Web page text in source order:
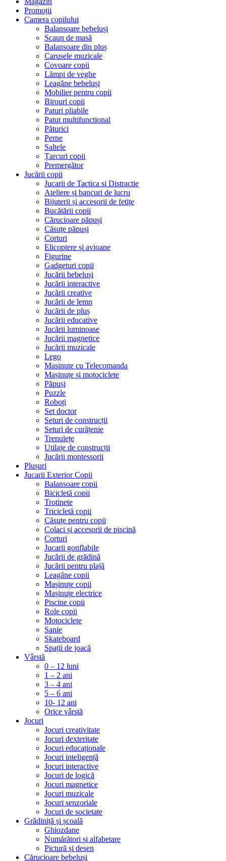
Promoții
Camera copilului
Balansoare bebeluși
Scaun de masă
Balansoare din pluș
Carusele muzicale
Covoare copii
Lămpi de veghe
Leagăne bebeluși
Mobilier pentru copii
Birouri copii
Paturi pliabile
Patut multifunctional
Păturici
Perne
Saltele
Țarcuri copii
Premergător
Jucării copii
Jucarii de Tactica si Distractie
Ateliere și bancuri de lucru
Bijuterii și accesorii de fetițe
Bucătării copii
Cărucioare păpuși
Căsuțe păpuși
Corturi
Elicoptere și avioane
Figurine
Gadgeturi copii
Jucării bebeluși
Jucării interactive
Jucării creative
Jucării de lemn
Jucării de pluș
Jucării educative
Jucării luminoase
Jucării magnetice
Jucării muzicale
Lego
Masinute cu Telecomanda
Mașinuțe și motociclete
Păpuși
Puzzle
Roboți
Set doctor
Seturi de construcții
Seturi de curățenie
Trenulețe
Utilaje de construcții
Jucării montessorii
Plușuri
Jucarii Exterior Copii
Balansoare copii
Bicicletă copii
Trotinete
Tricicletă copii
Căsuțe pentru copii
Colaci și accesorii de piscină
Corturi
Jucarii gonflabile
Jucării de grădină
Jucării pentru plajă
Leagăne copii
Mașinuțe copii
Mașinuțe electrice
Piscine copii
Role copii
Motociclete
Sanie
Skateboard
Spații de joacă
Vârstă
0 – 12 luni
1 – 2 ani
3 – 4 ani
5 – 6 ani
10- 12 ani
Orice vârstă
Jocuri
Jocuri creativitate
Jocuri dexteritate
Jocuri educaționale
Jocuri inteligență
Jocuri interactive
Jocuri de logică
Jocuri magnetice
Jocuri muzicale
Jocuri senzoriale
Jocuri de societate
Grădiniță și școală
Ghiozdane
Numărători și alfabetare
Pictură și desen
Cărucioare bebeluși